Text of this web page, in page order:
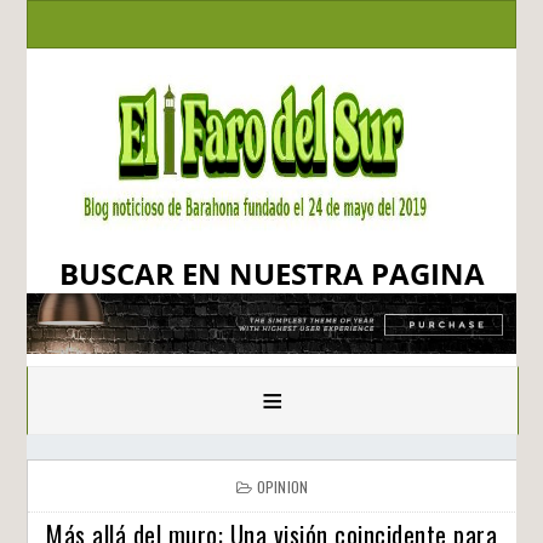
BUSCAR EN NUESTRA PAGINA
≡
OPINION
Más allá del muro: Una visión coincidente para